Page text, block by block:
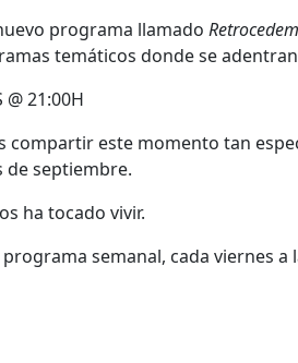
programa llamado
temáticos donde se
compartir este momento tan
de septiembre.
semanal, cada viernes a